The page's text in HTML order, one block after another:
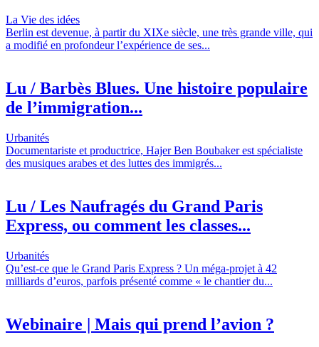
La Vie des idées
Berlin est devenue, à partir du XIXe siècle, une très grande ville, qui
a modifié en profondeur l’expérience de ses...
Lu / Barbès Blues. Une histoire populaire
de l’immigration...
Urbanités
Documentariste et productrice, Hajer Ben Boubaker est spécialiste
des musiques arabes et des luttes des immigrés...
Lu / Les Naufragés du Grand Paris
Express, ou comment les classes...
Urbanités
Qu’est-ce que le Grand Paris Express ? Un méga-projet à 42
milliards d’euros, parfois présenté comme « le chantier du...
Webinaire | Mais qui prend l’avion ?